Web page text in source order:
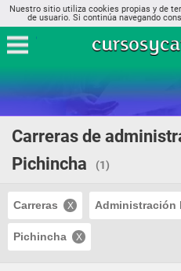
Nuestro sitio utiliza cookies propias y de
de usuario. Si continúa navegando
Carreras de
Pichincha
(1)
Carreras Administración
Pichincha